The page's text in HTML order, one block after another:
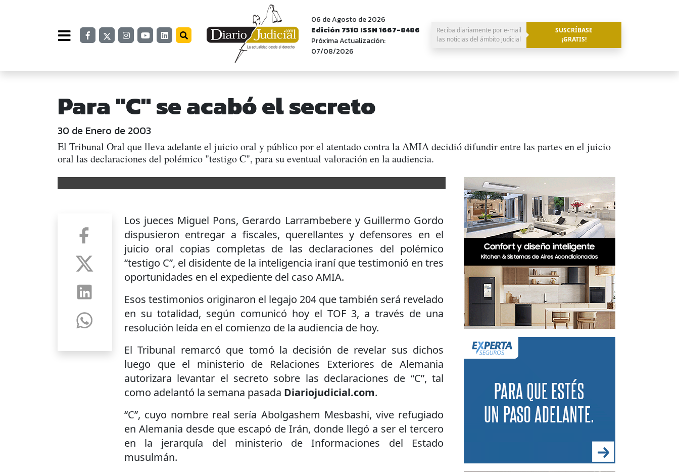
06 de Agosto de 2026
Edición 7510 ISSN 1667-8486
Próxima Actualización:
07/08/2026
Reciba diariamente por e-mail
las noticias del ámbito judicial
SUSCRÍBASE
¡GRATIS!
Para "C" se acabó el secreto
30 de Enero de 2003
El Tribunal Oral que lleva adelante el juicio oral y público por el atentado contra la AMIA decidió difundir entre las partes en el juicio
oral las declaraciones del polémico "testigo C", para su eventual valoración en la audiencia.
Los jueces Miguel Pons, Gerardo Larrambebere y Guillermo Gordo
dispusieron entregar a fiscales, querellantes y defensores en el
juicio oral copias completas de las declaraciones del polémico
“testigo C”, el disidente de la inteligencia iraní que testimonió en tres
oportunidades en el expediente del caso AMIA.
Esos testimonios originaron el legajo 204 que también será revelado
en su totalidad, según comunicó hoy el TOF 3, a través de una
resolución leída en el comienzo de la audiencia de hoy.
El Tribunal remarcó que tomó la decisión de revelar sus dichos
luego que el ministerio de Relaciones Exteriores de Alemania
autorizara levantar el secreto sobre las declaraciones de “C”, tal
como adelantó la semana pasada Diariojudicial.com.
“C”, cuyo nombre real sería Abolgashem Mesbashi, vive refugiado
en Alemania desde que escapó de Irán, donde llegó a ser el tercero
en la jerarquía del ministerio de Informaciones del Estado
musulmán.